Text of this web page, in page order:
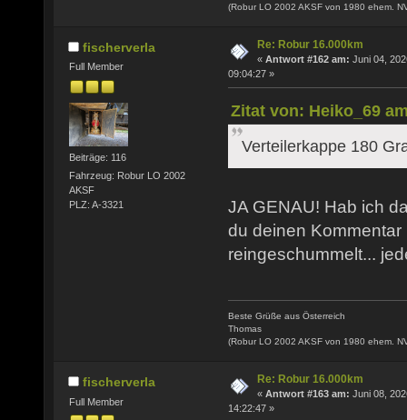
(Robur LO 2002 AKSF von 1980 ehem.
fischerverla
Full Member
Beiträge: 116
Fahrzeug: Robur LO 2002
AKSF
PLZ: A-3321
Re: Robur 16.000km
« Antwort #162 am: Juni 04,
09:04:27 »
Zitat von: Heiko_69
Verteilerkappe 180
JA GENAU! Hab ich
du deinen Kommentar
reingeschummelt...
Beste Grüße aus Österreich
Thomas
(Robur LO 2002 AKSF von 1980 ehem.
fischerverla
Full Member
Re: Robur 16.000km
« Antwort #163 am: Juni 08,
14:22:47 »